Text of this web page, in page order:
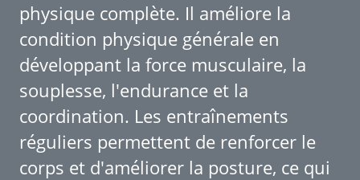
physique complète. Il améliore la
condition physique générale en
développant la force musculaire, la
souplesse, l'endurance et la
coordination. Les entraînements
réguliers permettent de renforcer le
corps et d'améliorer la posture, ce qui